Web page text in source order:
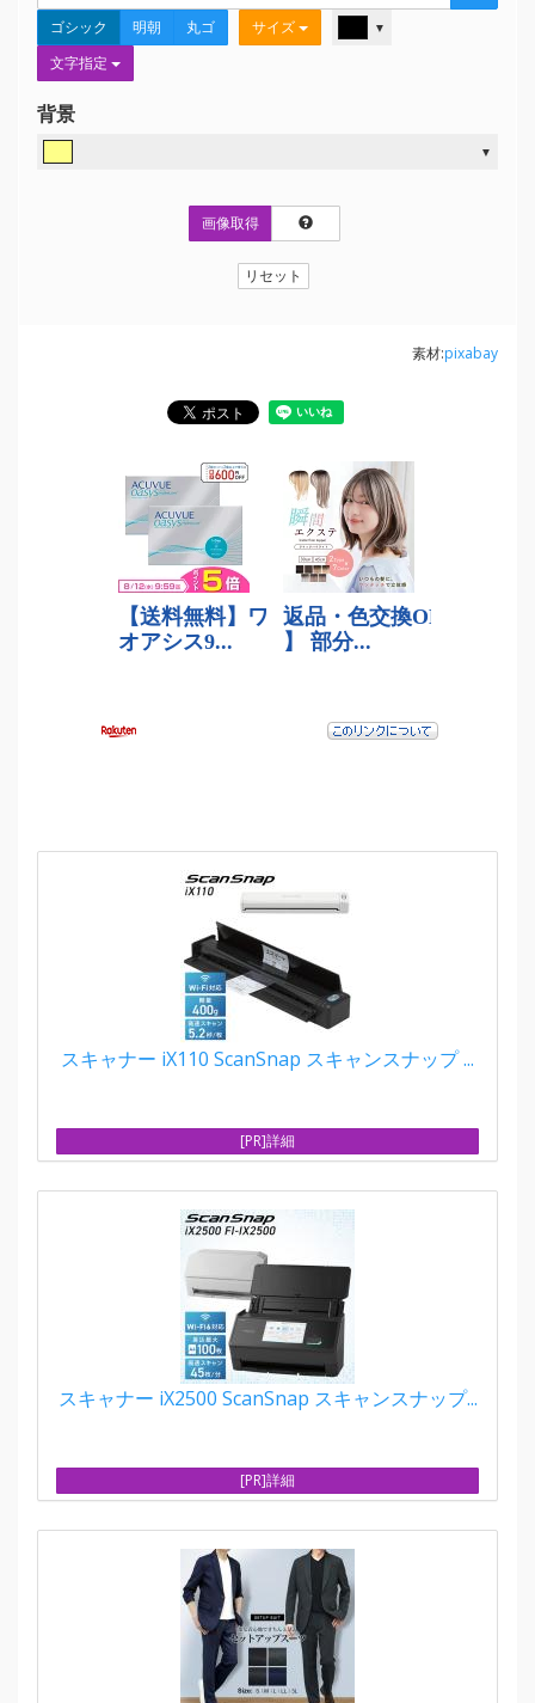
ゴシック 明朝 丸ゴ サイズ ▼
文字指定
背景
▼
画像取得
リセット
素材:pixabay
スキャナー iX110 ScanSnap スキャンスナップ ...
[PR]詳細
スキャナー iX2500 ScanSnap スキャンスナップ...
[PR]詳細